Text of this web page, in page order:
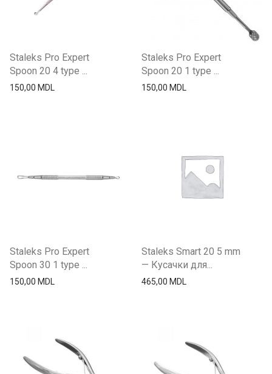
Staleks Pro Expert
Spoon 20 4 type ...
150,00 MDL
Staleks Pro Expert
Spoon 20 1 type ...
150,00 MDL
Staleks Pro Expert
Spoon 30 1 type ...
150,00 MDL
Staleks Smart 20 5 mm
— Кусачки для...
465,00 MDL